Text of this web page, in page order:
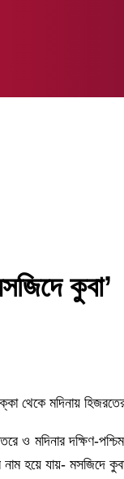
কুবা’
থেকে মদিনায়
ও মদিনার দক্ষিণ-
হয়ে যায়- মসজিদে